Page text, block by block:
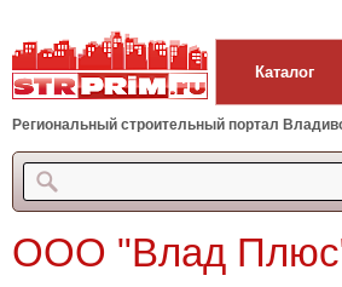
Каталог
Региональный строительный портал
ООО "Влад